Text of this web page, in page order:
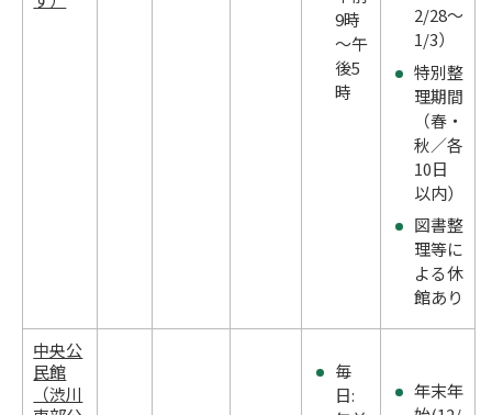
9時
～午
後5
時
2/28～
1/3）
特別整
理期間
（春・
秋／各
10日
以内）
図書整
理等に
よる休
館あり
中央公
民館
（渋川
毎
日:
年末年